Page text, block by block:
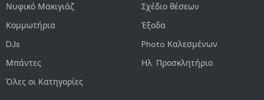
Νυφικό Μακιγιάζ
Κομμωτήρια
DJs
Μπάντες
Όλες οι Κατηγορίες
Σχέδιο θέσεων
Έξοδα
Photo Καλεσμένων
Ηλ. Προσκλητήριο